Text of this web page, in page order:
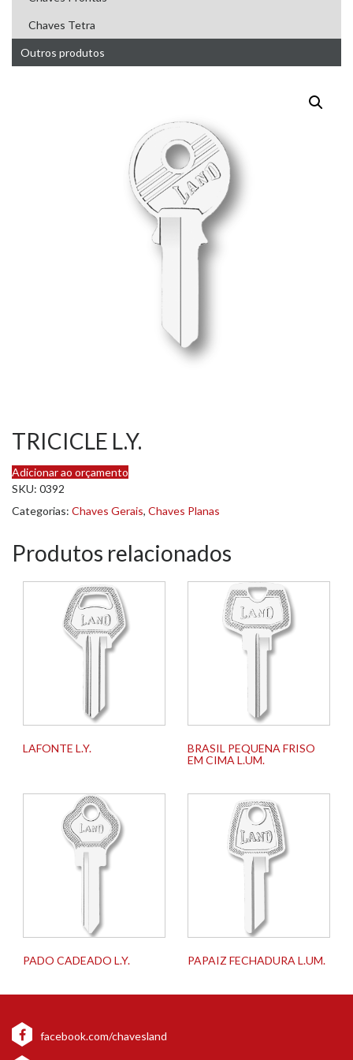
Chaves Tetra
Outros produtos
TRICICLE L.Y.
Adicionar ao orçamento
SKU: 0392
Categorias: Chaves Gerais, Chaves Planas
Produtos relacionados
LAFONTE L.Y.
BRASIL PEQUENA FRISO
EM CIMA L.UM.
PADO CADEADO L.Y. PAPAIZ FECHADURA L.UM.
facebook.com/chavesland